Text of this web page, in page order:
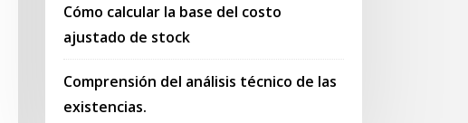
Cómo calcular la base del costo
ajustado de stock
Comprensión del análisis técnico de las
existencias.